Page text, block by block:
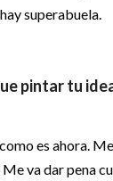
superabuela.
pintar tu
es ahora.
va dar pena